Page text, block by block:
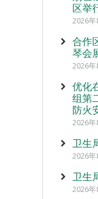
区举
2026
合作
琴会
2026年
优化
组第
防火
2026
卫生
2026
卫生
2026